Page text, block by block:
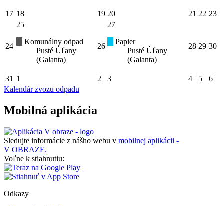
17 18 19 20 21 22 23
24
25
Komunálny odpad
Pusté Úľany
(Galanta)
26
27
Papier
Pusté Úľany
(Galanta)
28 29 30
31 1 2 3 4 5
6
Kalendár zvozu odpadu
Mobilná aplikácia
Sledujte informácie z nášho webu v mobilnej aplikácii -
V OBRAZE.
Voľne k stiahnutiu:
Odkazy